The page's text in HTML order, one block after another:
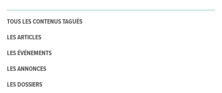
TOUS LES CONTENUS TAGUÉS
LES ARTICLES
LES ÉVÉNEMENTS
LES ANNONCES
LES DOSSIERS